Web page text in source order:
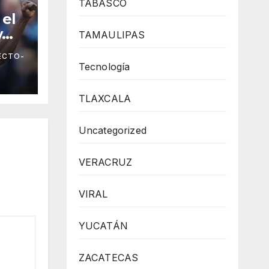
el
TABASCO
TAMAULIPAS
Tecnología
TLAXCALA
Uncategorized
VERACRUZ
VIRAL
YUCATÁN
ZACATECAS